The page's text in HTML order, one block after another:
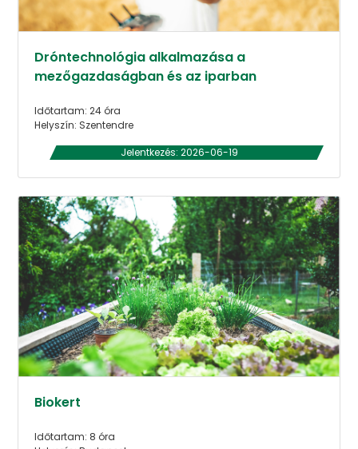
Dróntechnológia alkalmazása a
mezőgazdaságban és az iparban
Időtartam: 24 óra
Helyszín: Szentendre
Jelentkezés: 2026-06-19
Biokert
Időtartam: 8 óra